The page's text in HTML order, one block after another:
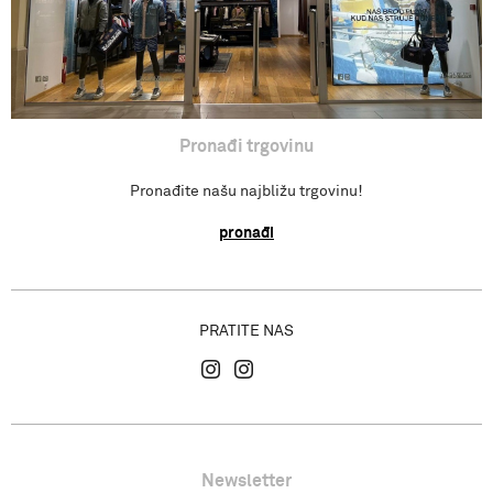
Pronađi trgovinu
Pronađite našu najbližu trgovinu!
pronađi
PRATITE NAS
Newsletter